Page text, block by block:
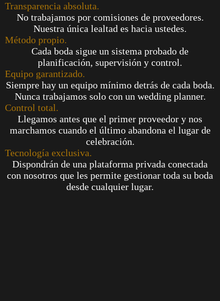
Transparencia absoluta.
No trabajamos por comisiones de proveedores.
Nuestra única lealtad es hacia ustedes.
Método propio.
Cada boda sigue un sistema probado de
planificación, supervisión y control.
Equipo garantizado.
Siempre hay un equipo mínimo detrás de cada boda.
Nunca trabajamos solo con un wedding planner.
Control total.
Llegamos antes que el primer proveedor y nos
marchamos cuando el último abandona el lugar de
celebración.
Tecnología exclusiva.
Dispondrán de una plataforma privada conectada
con nosotros que les permite gestionar toda su boda
desde cualquier lugar.